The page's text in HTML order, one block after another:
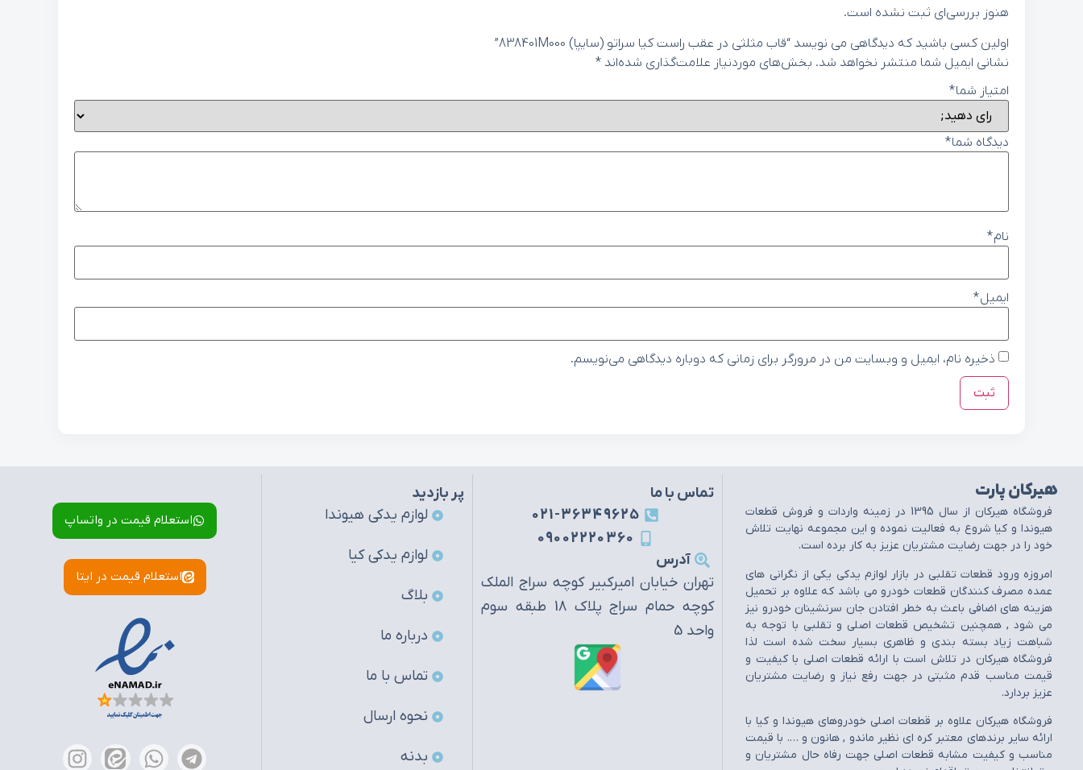
هنوز بررسی‌ای ثبت نشده است.
اولین کسی باشید که دیدگاهی می نویسد “قاب مثلثی در عقب راست کیا سراتو (سایپا) 838401M000”
نشانی ایمیل شما منتشر نخواهد شد. بخش‌های موردنیاز علامت‌گذاری شده‌اند *
امتیاز شما*
دیدگاه شما*
نام*
ایمیل*
ذخیره نام، ایمیل و وبسایت من در مرورگر برای زمانی که دوباره دیدگاهی می‌نویسم.
هیرکان پارت
فروشگاه هيرکان از سال 1395 در زمينه واردات و فروش قطعات
هيوندا و کيا شروع به فعاليت نموده و اين مجموعه نهايت تلاش
خود را در جهت رضايت مشتريان عزيز به کار برده است.
امروزه ورود قطعات تقلبي در بازار لوازم يدکي يکي از نگراني هاي
عمده مصرف کنندگان قطعات خودرو مي باشد که علاوه بر تحميل
هزينه هاي اضافي باعث به خطر افتادن جان سرنشينان خودرو نيز
مي شود , همچنين تشخيص قطعات اصلي و تقلبي با توجه به
شباهت زياد بسته بندي و ظاهري بسيار سخت شده است لذا
فروشگاه هيرکان در تلاش است با ارائه قطعات اصلي با کيفيت و
قيمت مناسب قدم مثبتي در جهت رفع نياز و رضايت مشتريان
عزيز بردارد.
فروشگاه هيرکان علاوه بر قطعات اصلي خودروهاي هيوندا و کيا با
ارائه ساير برندهاي معتبر کره اي نظير ماندو , هانون و …. با قيمت
مناسب و کيفيت مشابه قطعات اصلي جهت رفاه حال مشتريان و
تماس با ما
021-36349625
09002220360
آدرس
تهران خیابان امیرکبیر کوچه سراج الملک
کوچه حمام سراج پلاک 18 طبقه سوم
واحد 5
پر بازدید
لوازم یدکی هیوندا
لوازم یدکی کیا
بلاگ
درباره ما
تماس با ما
نحوه ارسال
بدنه
استعلام قیمت در واتساپ
استعلام قیمت در ایتا